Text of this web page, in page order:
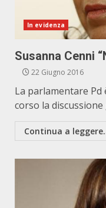
In evidenza
Susanna Cenni
22 Giugno 2016
La parlamentare Pd
corso la
Continua a